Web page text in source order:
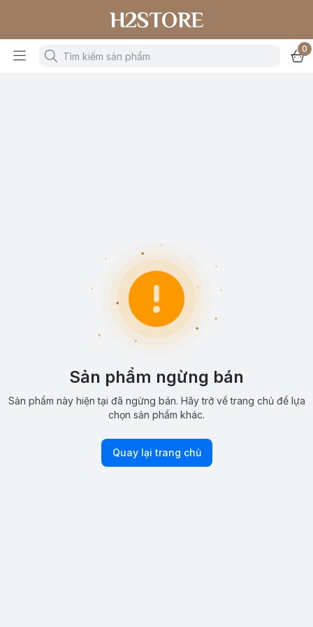
H2STORE
0
Sản phẩm ngừng bán
Sản phẩm này hiện tại đã ngừng bán. Hãy trở về trang chủ để lựa
chọn sản phẩm khác.
Quay lại trang chủ